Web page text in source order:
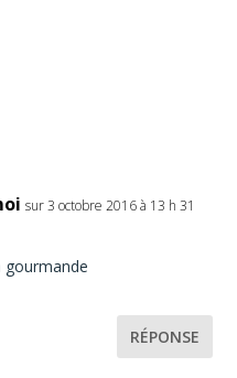
sur 3 octobre 2016 à 13 h 31
gourmande
RÉPONSE